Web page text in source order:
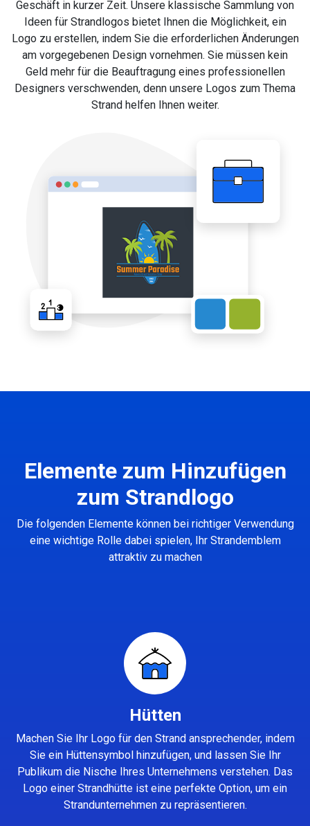
Geschäft in kurzer Zeit. Unsere klassische Sammlung von
Ideen für Strandlogos bietet Ihnen die Möglichkeit, ein
Logo zu erstellen, indem Sie die erforderlichen Änderungen
am vorgegebenen Design vornehmen. Sie müssen kein
Geld mehr für die Beauftragung eines professionellen
Designers verschwenden, denn unsere Logos zum Thema
Strand helfen Ihnen weiter.
Elemente zum Hinzufügen
zum Strandlogo
Die folgenden Elemente können bei richtiger Verwendung
eine wichtige Rolle dabei spielen, Ihr Strandemblem
attraktiv zu machen
Hütten
Machen Sie Ihr Logo für den Strand ansprechender, indem
Sie ein Hüttensymbol hinzufügen, und lassen Sie Ihr
Publikum die Nische Ihres Unternehmens verstehen. Das
Logo einer Strandhütte ist eine perfekte Option, um ein
Strandunternehmen zu repräsentieren.